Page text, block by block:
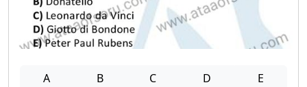
A B C D E